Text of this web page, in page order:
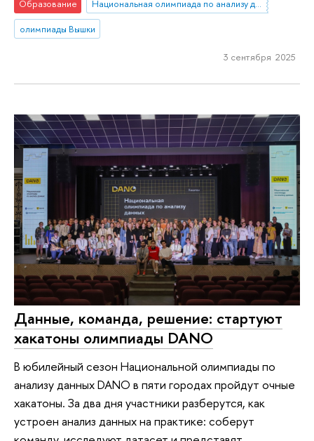
Образование
Национальная олимпиада по анализу данных «DANO»
олимпиады Вышки
3 сентября 2025
Данные, команда, решение: стартуют
хакатоны олимпиады DANO
В юбилейный сезон Национальной олимпиады по
анализу данных DANO в пяти городах пройдут очные
хакатоны. За два дня участники разберутся, как
устроен анализ данных на практике: соберут